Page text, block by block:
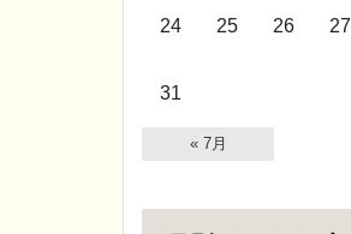
24 25 26 27
31
« 7月